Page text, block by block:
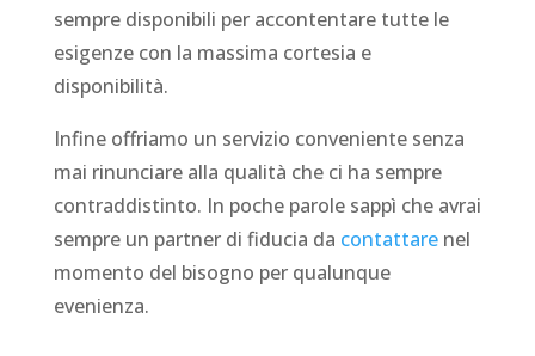
sempre disponibili per accontentare tutte le
esigenze con la massima cortesia e
disponibilità.
Infine offriamo un servizio conveniente senza
mai rinunciare alla qualità che ci ha sempre
contraddistinto. In poche parole sappì che avrai
sempre un partner di fiducia da contattarenel
momento del bisogno per qualunque
evenienza.